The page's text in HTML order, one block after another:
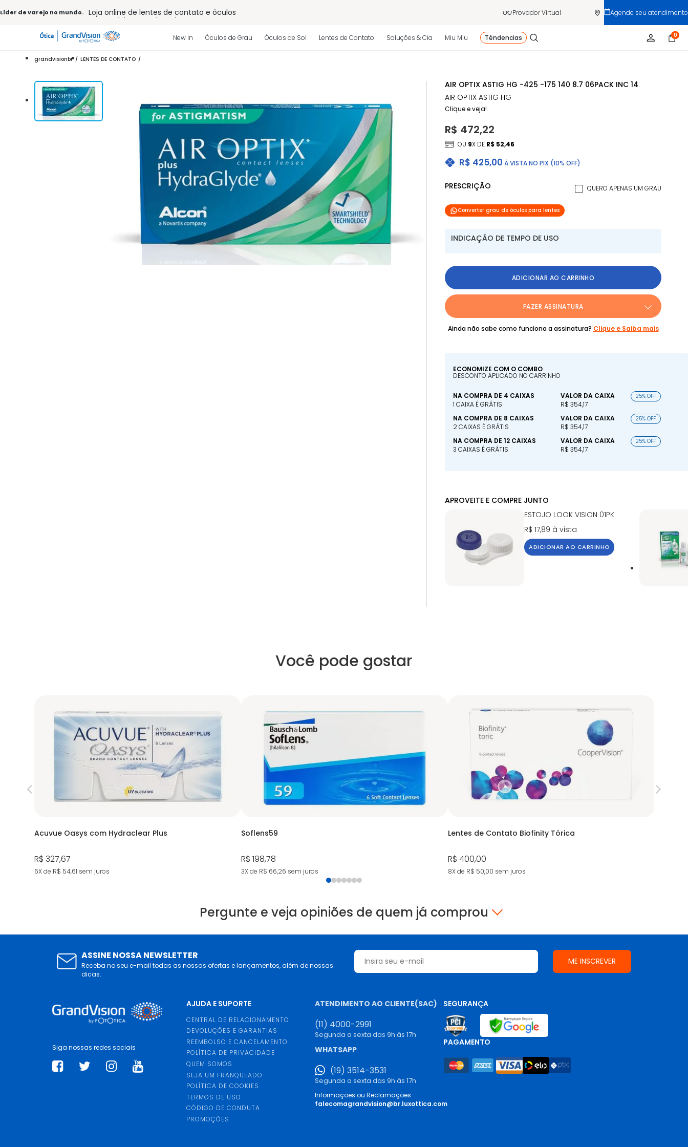
Líder de varejo no mundo.
Loja online de lentes de contato e óculos
Frete grátis em todo o site
10% off pagamento
Entrega para todo Brasil
15% Off na primeira compra (Consulte regulamento)
32% off no combo - cons. reg.
Provador Virtual Agende seu atendimento
New In Óculos de Grau Óculos de Sol Lentes de Contato Soluções & Cia Miu Miu Têndencias 0
grandvisionbr LENTES DE CONTATO
AIR OPTIX ASTIG HG -425 -175 140 8.7 06PACK INC 14
AIR OPTIX ASTIG HG
Clique e veja!
R$ 425,00 À VISTA NO PIX (10% OFF)
R$ 472,22
OU 9X DE R$ 52,46
PRESCRIÇÃO QUERO APENAS UM GRAU
Converter grau de óculos para lentes
INDICAÇÃO DE TEMPO DE USO
ADICIONAR AO CARRINHO
FAZER ASSINATURA
Ainda não sabe como funciona a assinatura? Clique e Saiba mais
ECONOMIZE COM O COMBO
DESCONTO APLICADO NO CARRINHO
NA COMPRA DE 4 CAIXAS
1 CAIXA É GRÁTIS
VALOR DA CAIXA
R$ 354,17
25% OFF
NA COMPRA DE 8 CAIXAS
2 CAIXAS É GRÁTIS
VALOR DA CAIXA
R$ 354,17
25% OFF
NA COMPRA DE 12 CAIXAS
3 CAIXAS É GRÁTIS
VALOR DA CAIXA
R$ 354,17
25% OFF
APROVEITE E COMPRE JUNTO
ESTOJO LOOK VISION 01PK
R$ 17,89 à vista
ADICIONAR AO CARRINHO
Você pode gostar
Acuvue Oasys com Hydraclear Plus
R$ 327,67
6X de R$ 54,61 sem juros
Soflens59
R$ 198,78
3X de R$ 66,26 sem juros
Lentes de Contato Biofinity Tórica
R$ 400,00
8X de R$ 50,00 sem juros
Pergunte e veja opiniões de quem já comprou
ASSINE NOSSA NEWSLETTER
Receba no seu e-mail todas as nossas ofertas e lançamentos, além de nossas
dicas.
Siga nossas redes sociais
AJUDA E SUPORTE
CENTRAL DE RELACIONAMENTO
DEVOLUÇÕES E GARANTIAS
REEMBOLSO E CANCELAMENTO
POLÍTICA DE PRIVACIDADE
QUEM SOMOS
SEJA UM FRANQUEADO
POLÍTICA DE COOKIES
TERMOS DE USO
CÓDIGO DE CONDUTA
PROMOÇÕES
ATENDIMENTO AO CLIENTE(SAC)
(11) 4000-2991
Segunda a sexta das 9h às 17h
WHATSAPP
(19) 3514-3531
Segunda a sexta das 9h às 17h
Informações ou Reclamações
falecomagrandvision@br.luxottica.com
SEGURANÇA
PAGAMENTO